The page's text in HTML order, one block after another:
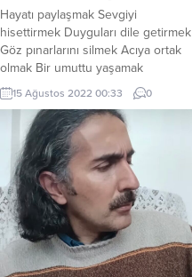
Hayatı paylaşmak Sevgiyi
hisettirmek Duyguları dile getirmek
Göz pınarlarını silmek Acıya ortak
olmak Bir umuttu yaşamak
Muaviye boyamaktı gökyüzünü
Sağnak yağmurun ardından çıkan
Gökkuşağı idi hayat Paylaşmaktı
gönülden yüreğe Sesini
duyabilmekti yaşamak Bir umuttu
yaşama sevinci hayat Tükenmek
değildi vazgeçmekse asla Sevmekti
yalansız rivayetsiz Dürüst olmaktı
doğru olan Adam gibi...
15 Ağustos 2022 00:33 0